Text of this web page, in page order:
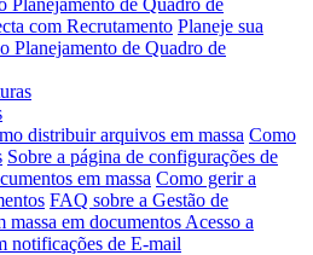
com Recrutamento Planeje sua
Planejamento de Quadro de
distribuir arquivos em massa Como
Sobre a página de configurações de
em massa Como gerir a
FAQ sobre a Gestão de
massa em documentos Acesso a
notificações de E-mail